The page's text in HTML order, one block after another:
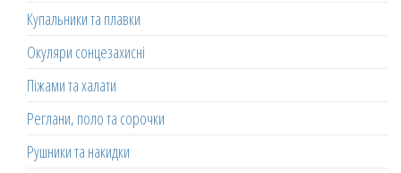
Купальники та плавки
Окуляри сонцезахисні
Піжами та халати
Реглани, поло та сорочки
Рушники та накидки